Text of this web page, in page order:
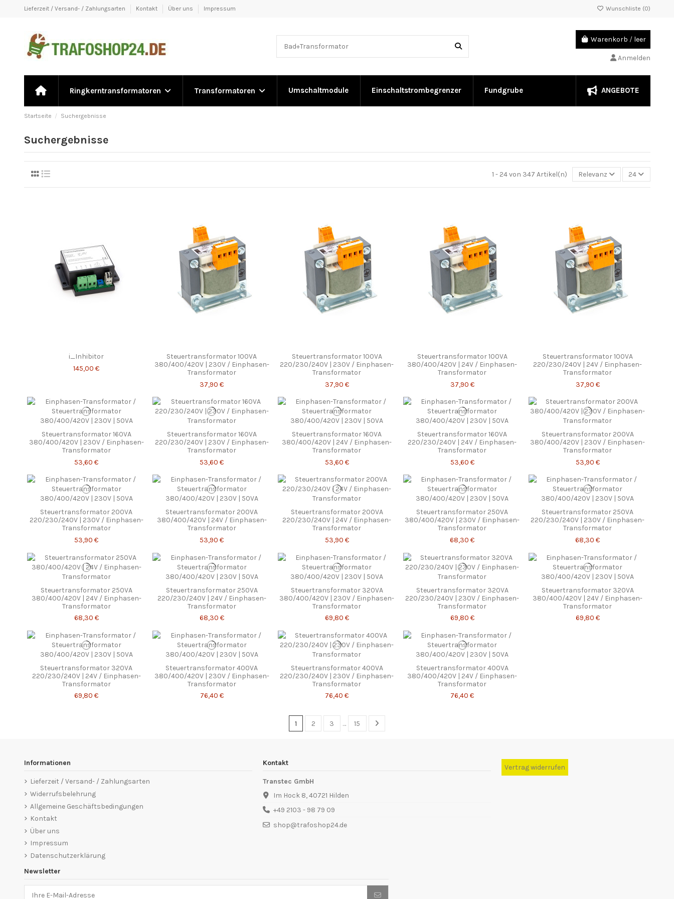
Lieferzeit / Versand- / Zahlungsarten Kontakt Über uns Impressum Wunschliste (0)
Warenkorb / leer
Anmelden
Ringkerntransformatoren Transformatoren Umschaltmodule Einschaltstrombegrenzer Fundgrube ANGEBOTE
Startseite Suchergebnisse
Suchergebnisse
1 - 24 von 347 Artikel(n) Relevanz 24
i_Inhibitor
145,00 €
Steuertransformator 100VA
380/400/420V | 230V / Einphasen-
Transformator
37,90 €
Steuertransformator 100VA
220/230/240V | 230V / Einphasen-
Transformator
37,90 €
Steuertransformator 100VA
380/400/420V | 24V / Einphasen-
Transformator
37,90 €
Steuertransformator 100VA
220/230/240V | 24V / Einphasen-
Transformator
37,90 €
Steuertransformator 160VA
380/400/420V | 230V / Einphasen-
Transformator
53,60 €
Steuertransformator 160VA
220/230/240V | 230V / Einphasen-
Transformator
53,60 €
Steuertransformator 160VA
380/400/420V | 24V / Einphasen-
Transformator
53,60 €
Steuertransformator 160VA
220/230/240V | 24V / Einphasen-
Transformator
53,60 €
Steuertransformator 200VA
380/400/420V | 230V / Einphasen-
Transformator
53,90 €
Steuertransformator 200VA
220/230/240V | 230V / Einphasen-
Transformator
53,90 €
Steuertransformator 200VA
380/400/420V | 24V / Einphasen-
Transformator
53,90 €
Steuertransformator 200VA
220/230/240V | 24V / Einphasen-
Transformator
53,90 €
Steuertransformator 250VA
380/400/420V | 230V / Einphasen-
Transformator
68,30 €
Steuertransformator 250VA
220/230/240V | 230V / Einphasen-
Transformator
68,30 €
Steuertransformator 250VA
380/400/420V | 24V / Einphasen-
Transformator
68,30 €
Steuertransformator 250VA
220/230/240V | 24V / Einphasen-
Transformator
68,30 €
Steuertransformator 320VA
380/400/420V | 230V / Einphasen-
Transformator
69,80 €
Steuertransformator 320VA
220/230/240V | 230V / Einphasen-
Transformator
69,80 €
Steuertransformator 320VA
380/400/420V | 24V / Einphasen-
Transformator
69,80 €
Steuertransformator 320VA
220/230/240V | 24V / Einphasen-
Transformator
69,80 €
Steuertransformator 400VA
380/400/420V | 230V / Einphasen-
Transformator
76,40 €
Steuertransformator 400VA
220/230/240V | 230V / Einphasen-
Transformator
76,40 €
Steuertransformator 400VA
380/400/420V | 24V / Einphasen-
Transformator
76,40 €
1 2 3 … 15
Informationen
Lieferzeit / Versand- / Zahlungsarten
Widerrufsbelehrung
Allgemeine Geschäftsbedingungen
Kontakt
Über uns
Impressum
Datenschutzerklärung
Kontakt
Transtec GmbH
Im Hock 8, 40721 Hilden
+49 2103 - 98 79 09
shop@trafoshop24.de
Vertrag widerrufen
Newsletter